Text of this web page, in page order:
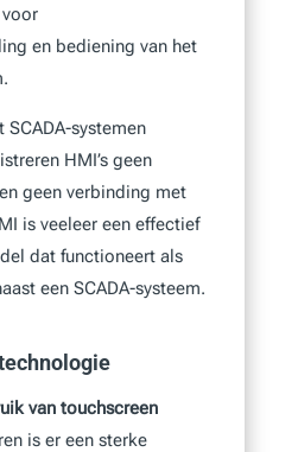
en bediening van het
systemen
HMI’s geen
geen verbinding met
is veeleer een effectief
dat functioneert als
een SCADA-systeem.
van touchscreen
is er een sterke